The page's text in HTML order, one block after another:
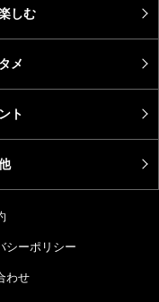
しむ
メ
ト
シーポリシー
わせ